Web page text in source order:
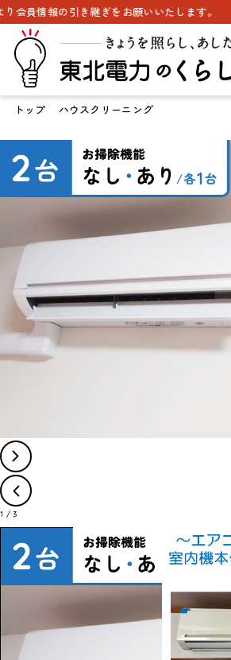
ぎをお願いいたします。
トップ ハウスクリーニング
1 / 3